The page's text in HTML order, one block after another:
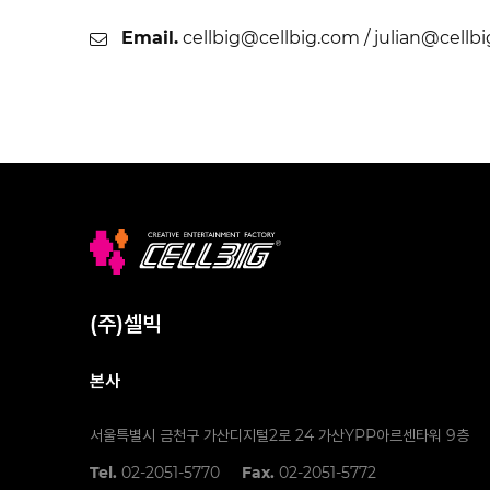
Email.cellbig@cellbig.com /
(주)셀빅
본사
서울특별시 금천구 가산디지털2로 24 가산YPP아르센타워 9층
Tel. 02-2051-5770 Fax. 02-2051-5772